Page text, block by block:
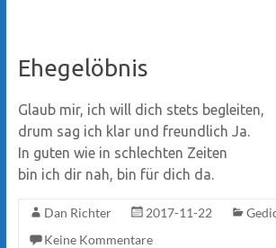
Ehegelöbnis
Glaub mir, ich will dich stets begleiten,
drum sag ich klar und freundlich Ja.
In guten wie in schlechten Zeiten
bin ich dir nah, bin für dich da.
Dan Richter 2017-11-22
Keine Kommentare